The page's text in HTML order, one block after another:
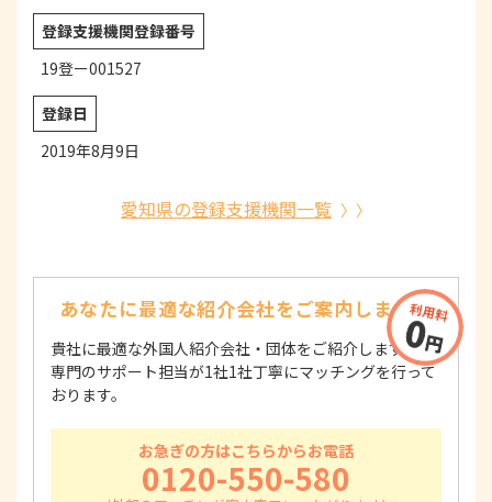
登録支援機関登録番号
19登ー001527
登録日
2019年8月9日
愛知県の登録支援機関一覧
あなたに最適な紹介会社をご案内します！
貴社に最適な外国人紹介会社・団体をご紹介します！
専門のサポート担当が1社1社丁寧にマッチングを行って
おります。
お急ぎの方はこちらからお電話
0120-550-580